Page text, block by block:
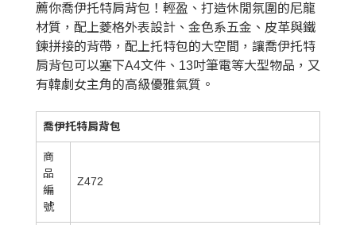
薦你喬伊托特肩背包！輕盈、打造休閒氛圍的尼龍
材質，配上菱格外表設計、金色系五金、皮革與鐵
鍊拼接的背帶，配上托特包的大空間，讓喬伊托特
肩背包可以塞下A4文件、13吋筆電等大型物品，又
有韓劇女主角的高級優雅氣質。
喬伊托特肩背包
商
品
編
號
Z472